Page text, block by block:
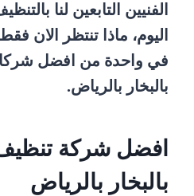
الفنيين التابعين لنا
اليوم، ماذا تنتظر الان
في واحدة من افضل
بالبخار بالرياض.
افضل شركة
بالبخار بالرياض